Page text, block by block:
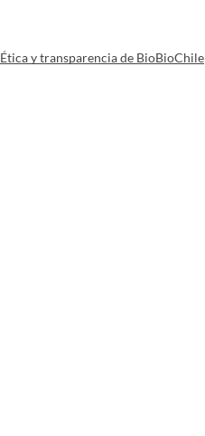
Ética y transparencia de BioBioChile